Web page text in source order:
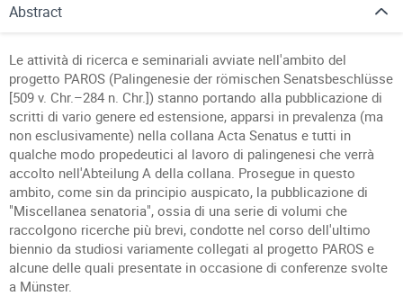
Abstract
Le attività di ricerca e seminariali avviate nell'ambito del
progetto PAROS (Palingenesie der römischen Senatsbeschlüsse
[509 v. Chr.–284 n. Chr.]) stanno portando alla pubblicazione di
scritti di vario genere ed estensione, apparsi in prevalenza (ma
non esclusivamente) nella collana Acta Senatus e tutti in
qualche modo propedeutici al lavoro di palingenesi che verrà
accolto nell'Abteilung A della collana. Prosegue in questo
ambito, come sin da principio auspicato, la pubblicazione di
"Miscellanea senatoria", ossia di una serie di volumi che
raccolgono ricerche più brevi, condotte nel corso dell'ultimo
biennio da studiosi variamente collegati al progetto PAROS e
alcune delle quali presentate in occasione di conferenze svolte
a Münster.